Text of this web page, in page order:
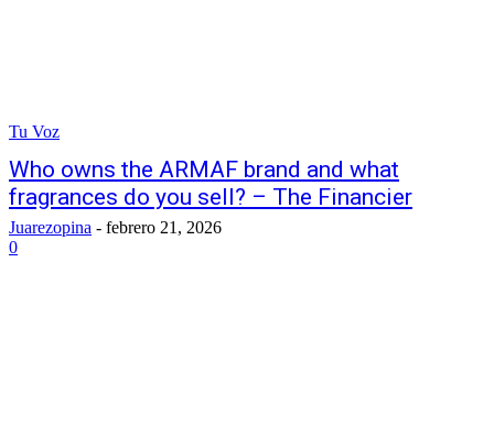
Tu Voz
Who owns the ARMAF brand and what
fragrances do you sell? – The Financier
Juarezopina - febrero 21, 2026
0